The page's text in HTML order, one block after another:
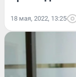
18 мая, 2022, 13:25